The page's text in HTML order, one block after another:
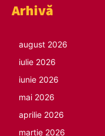
Arhivă
august 2026
iulie 2026
iunie 2026
mai 2026
aprilie 2026
martie 2026